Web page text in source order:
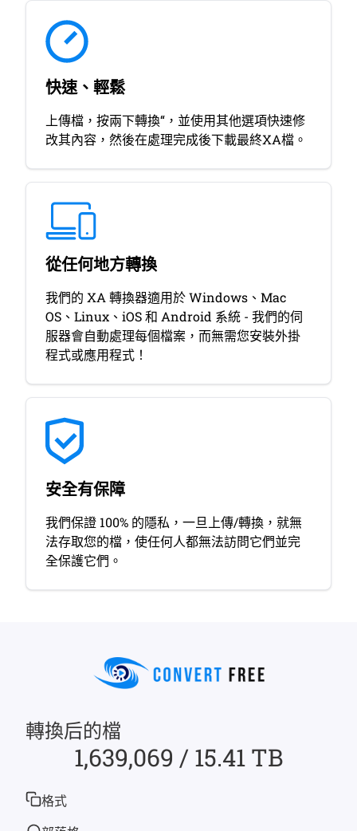
快速、輕鬆
上傳檔，按兩下轉換“，並使用其他選項快速修
改其內容，然後在處理完成後下載最終XA檔。
從任何地方轉換
我們的 XA 轉換器適用於 Windows、Mac
OS、Linux、iOS 和 Android 系統 - 我們的伺
服器會自動處理每個檔案，而無需您安裝外掛
程式或應用程式！
安全有保障
我們保證 100% 的隱私，一旦上傳/轉換，就無
法存取您的檔，使任何人都無法訪問它們並完
全保護它們。
轉換后的檔
1,639,069 / 15.41 TB
格式